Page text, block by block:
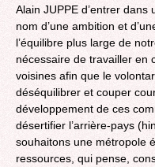
Alain JUPPE d’entrer
nom d’une ambition et
l’équilibre plus large de
nécessaire de travailler en
voisines afin que le
déséquilibrer et couper
développement de ces
désertifier l’arrière-pays
souhaitons une métropole
ressources, qui pense,